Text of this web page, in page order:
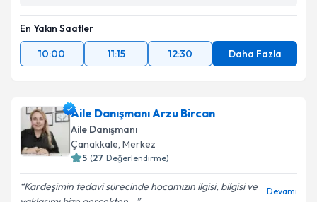
En Yakın Saatler
10:00
11:15 12:30 Daha Fazla
Aile Danışmanı Arzu Bircan
Aile Danışmanı
Çanakkale,Merkez
( Değerlendirme)
Kardeşimin tedavi sürecinde hocamızın ilgisi, bilgisi ve